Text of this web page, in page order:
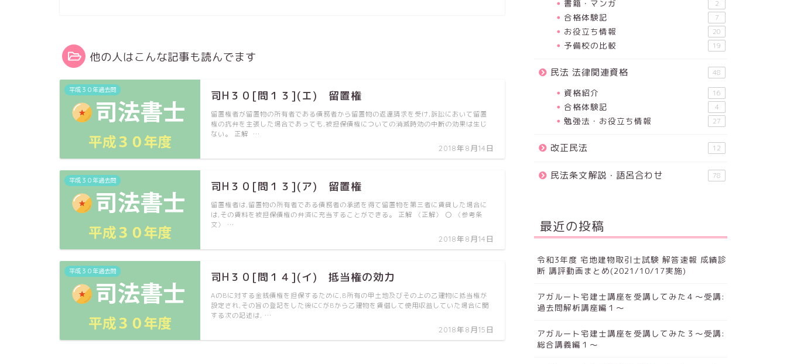
他の人はこんな記事も読んでます
平成３０年過去問 司H３０[問１３](エ) 留置権
2018年8月14日
留置権者が留置物の所有者である債務者から留置物の返還請求を受け,訴訟において留置
権の抗弁を主張した場合であっても,被担保債権についての消滅時効の中断の効果は生じ
ない。 正解 …
平成３０年過去問 司H３０[問１３](ア) 留置権
2018年8月14日
留置権者は,留置物の所有者である債務者の承諾を得て留置物を第三者に賃貸した場合に
は,その賃料を被担保債権の弁済に充当することができる。 正解 〈正解〉 〇 〈参考条
文〉 …
平成３０年過去問 司H３０[問１４](イ) 抵当権の効力
2018年8月15日
AのBに対する金銭債権を担保するために,B所有の甲土地及びその上の乙建物に抵当権が
設定され,その旨の登記をした後にCがBから乙建物を賃借して使用収益していた場合に関
する次の記述は, …
書籍・マンガ 2
合格体験記 7
お役立ち情報 20
予備校の比較 19
民法 法律関連資格 48
資格紹介 16
合格体験記 4
勉強法・お役立ち情報 27
改正民法 12
民法条文解説・語呂合わせ 78
最近の投稿
令和3年度 宅地建物取引士試験 解答速報 成績診
断 講評動画まとめ(2021/10/17実施)
アガルート宅建士講座を受講してみた４～受講:
過去問解析講座編１～
アガルート宅建士講座を受講してみた３～受講:
総合講義編１～